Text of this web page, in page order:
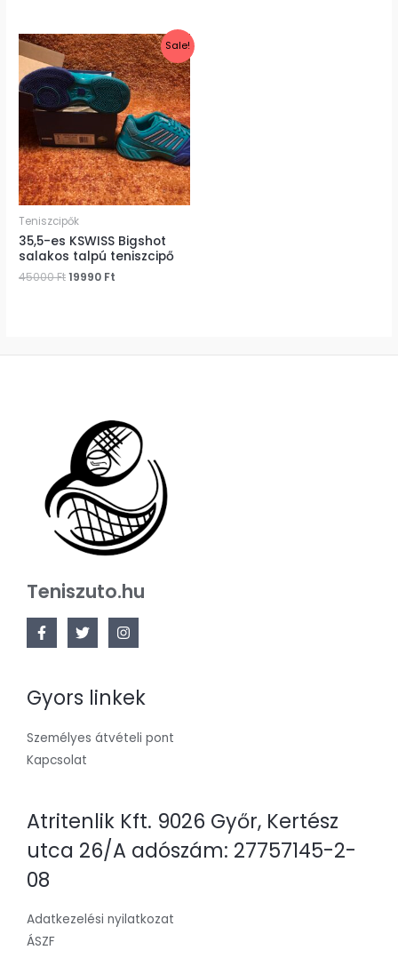
Sale!
Teniszcipők
35,5-es KSWISS Bigshot
salakos talpú teniszcipő
45000Ft
Original
price
was:
45000 Ft.
19990 Ft
Current
price
is:
19990 Ft.
Teniszuto.hu
Gyors linkek
Személyes átvételi pont
Kapcsolat
Atritenlik Kft. 9026 Győr, Kertész
utca 26/A adószám: 27757145-2-
08
Adatkezelési nyilatkozat
ÁSZF